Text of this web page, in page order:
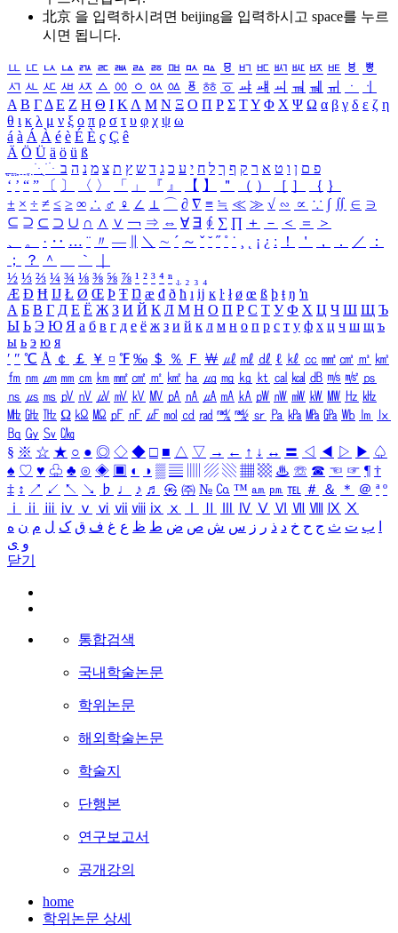
北京 을 입력하시려면 beijing을 입력하시고 space를 누르
시면 됩니다.
ㅥ ㅦ ㅧ ㅨ ㅩ ㅪ ㅫ ㅬ ㅭ ㅮ ㅯ ㅰ ㅱ ㅲ ㅳ ㅴ ㅵ ㅶ ㅷ ㅸ
ㅹ
ㅺ ㅻ ㅼ ㅽ ㅾ ㅿ ㆀ ㆁ ㆂ ㆃ ㆄ ㆅ ㆆ ㆇ ㆈ ㆉ ㆊ ㆋ ㆌ ㆍ
ㆎ
Α Β ΓΔ Ε Ζ Η Θ Ι ΚΛ Μ Ν Ξ Ο Π Ρ Σ ΤΥ Φ Χ Ψ Ω α β γ δ ε ζ η
θ ι κ λ μ ν ξ ο π ρ σ τ υ φ χ ψ ω
á à Á À é è É È ç Ç ê
Ä Ö Ü ä ö ü ß
ִֶֹ ֻּ ׁׂ פ ם ן ו ט א ר ק ף ך ל ח י ע כ ג ד ש ץ ת צ מ נ ה ב
‘ ’ “ ” 〔 〕 〈 〉 「 」 『 』 【 】 ＂ （ ） ［ ］ ｛ ｝
± × ÷ ≠ ≤ ≥ ∞ ∴ ♂ ♀ ∠ ⊥ ⌒ ∂ ∇ ≡ ≒ ≪ ≫ √ ∽ ∝ ∵ ∫ ∬ ∈ ∋
⊆ ⊇ ⊂ ⊃ ∪ ∩ ∧ ∨ ￢ ⇒ ⇔ ∀ ∃ ∮ ∑ ∏ ＋ － ＜ ＝
＞
、
。 · ‥ … ¨ 〃 ― ＼ ∼ ´ ～ ˇ ˘ ˝ ˚ ˙ ¸ ¡ ¿ ː ！ ＇ ， ． ／
：
；
？ ＾ ｀
½ ⅓ ⅔ ¼ ¾ ⅛ ⅜ ⅝ ⅞ ¹ ² ³ ⁴ ⁿ ₁ ₂ ₃ ₄
Æ Ð Ħ Ĳ Ł Ø Œ Þ Ŧ Ŋ æ đ ð ħ ı ĳ ĸ ŀ ł ø œ ß þ ŧ ŋ ŉ
А Б В Г Д Е Ё Ж З И Й К Л М Н О П Р С Т У Ф Х Ц Ч Ш Щ Ъ
Ы Ь Э Ю Я а б в г д е ё ж з и й к л м н о п р с т у ф х ц ч ш щ ъ
ы ь э ю я
′ ″ ℃ Å ￠ ￡ ￥ ¤ ℉ ‰ ＄ ％ Ｆ ￦ ㎕ ㎖ ㎗ ℓ ㎘ ㏄ ㎣ ㎤ ㎥ ㎦
㎙ ㎚ ㎛ ㎜ ㎝ ㎞ ㎟ ㎠ ㎡ ㎢ ㏊ ㎍ ㎎ ㎏ ㏏ ㎈ ㎉ ㏈ ㎧ ㎨ ㎰
㎱ ㎲ ㎳ ㎴ ㎵ ㎶ ㎷ ㎸ ㎹ ㎀ ㎁ ㎂ ㎃ ㎄ ㎺ ㎻ ㎽ ㎾ ㎿ ㎐ ㎑
㎒ ㎓ ㎔ Ω ㏀ ㏁ ㎊ ㎋ ㎌ ㏖ ㏅ ㎭ ㎮ ㎯ ㏛ ㎩ ㎪ ㎫ ㎬ ㏝ ㏐
㏓
㏃ ㏉ ㏜ ㏆
§ ※ ☆ ★ ○ ● ◎ ◇ ◆ □ ■ △ ▽ → ← ↑ ↓ ↔ 〓 ◁ ◀ ▷ ▶ ♤
♠ ♡ ♥ ♧ ♣ ⊙ ◈ ▣ ◐ ◑ ▒ ▤ ▨ ▧ ▦ ▩ ♨ ☏ ☎ ☜ ☞ ¶ †
‡ ↕ ↗ ↙ ↖ ↘ ♭ ♩ ♪ ♬ ㉿ ㈜ № ㏇ ™ ㏂ ㏘ ℡ ＃ ＆ ＊ ＠ ª º
ⅰ
ⅱ ⅲ ⅳ ⅴ ⅵ ⅶ ⅷ ⅸ ⅹ Ⅳ Ⅴ Ⅵ Ⅶ Ⅷ Ⅸ Ⅹ
ب ت ث ج ح خ د ذ ر ز س ش ص ض ط ظ ع غ ف ق ک ل م ن ه
و ی
닫기
통합검색
국내학술논문
학위논문
해외학술논문
학술지
단행본
연구보고서
공개강의
home
학위논문 상세